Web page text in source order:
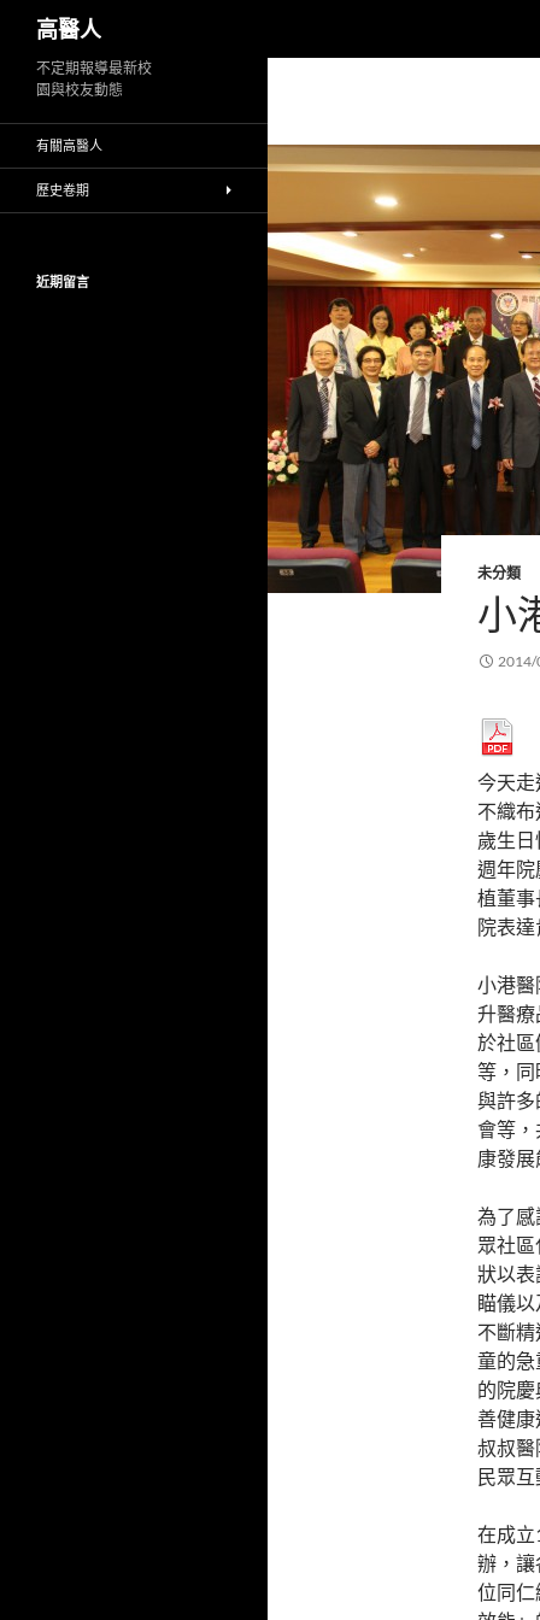
主
容
高醫人
未分類
小
2014/
今天走
不織
歲生
週年院
植董事
院表
小港
升醫療
於社區
等，同
與許多
會等，
康發
為了感
眾社
狀以
瞄儀
不斷
童的
的院
善健
叔叔醫
民眾
在成
辦，讓
位同仁
不定期報導最新校
園與校友動態
有關高醫人
歷史卷期
近期留言